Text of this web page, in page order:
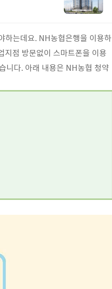
하는데요. NH농협은행을 이용하
지점 방문없이 스마트폰을 이용
니다. 아래 내용은 NH농협 청약